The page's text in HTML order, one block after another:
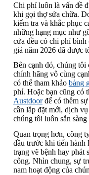
Chi phí luôn là vấn đề
khi gọi thợ sửa chữa.
kiểm tra và khắc phục
những hạng mục như
cửa đều có chi phí bình
giá năm 2026 đã được
Bên cạnh đó, chúng tôi
chính hãng vô cùng
có thể tham khảo bảng
phí. Hoặc bạn cũng có
Austdoorđể có thêm
cần lắp đặt mới, dịch vụ
chúng tôi luôn sẵn
Quan trọng hơn, công
đầu trước khi tiến hành
trạng vẽ bệnh hay phát
công. Nhìn chung, sự
nam hoạt động của